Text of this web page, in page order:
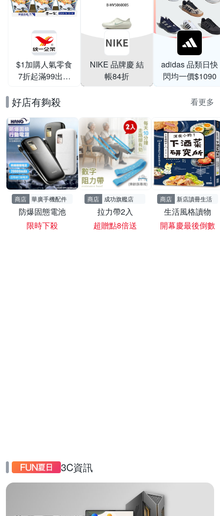
$1加購人氣零食
7折起滿99出貨
NIKE 品牌慶 結
帳84折
adidas 品類日快
閃均一價$1090
好店有夠殺 看更多
商店 華廣手機配件
防爆固態電池
限時下殺
商店 成功旗艦店
拉力帶2入
超贈點8倍送
商店 新店讀冊生活
生活風格讀物
開幕慶最後倒數
3C資訊